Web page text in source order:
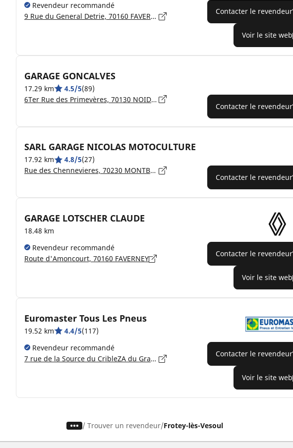
Revendeur recommandé
9 Rue du General Detrie, 70160 FAVERNEY
Contacter le revendeur
Voir le site web
GARAGE GONCALVES
17.29 km 4.5/5(89)
6Ter Rue des Primevères, 70130 NOIDANS-LE-FERROUX
Contacter le revendeur
SARL GARAGE NICOLAS MOTOCULTURE
17.92 km 4.8/5(27)
Rue des Chennevieres, 70230 MONTBOZON
Contacter le revendeur
GARAGE LOTSCHER CLAUDE
18.48 km
Revendeur recommandé
Route d'Amoncourt, 70160 FAVERNEY
Contacter le revendeur
Voir le site web
Euromaster Tous Les Pneus
19.52 km 4.4/5(117)
Revendeur recommandé
7 rue de la Source du CribleZA du Grand Fougeret ZA du Grand Fougeret, 70110 VILLERSEXEL
Contacter le revendeur
Voir le site web
/ Trouver un revendeur Frotey-lès-Vesoul